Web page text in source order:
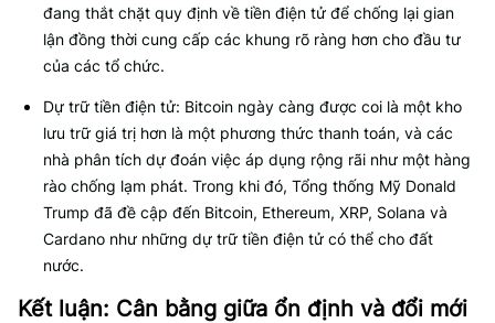
đang thắt chặt quy định về tiền điện tử để chống lại gian
lận đồng thời cung cấp các khung rõ ràng hơn cho đầu tư
của các tổ chức.
Dự trữ tiền điện tử: Bitcoin ngày càng được coi là một kho
lưu trữ giá trị hơn là một phương thức thanh toán, và các
nhà phân tích dự đoán việc áp dụng rộng rãi như một hàng
rào chống lạm phát. Trong khi đó, Tổng thống Mỹ Donald
Trump đã đề cập đến Bitcoin, Ethereum, XRP, Solana và
Cardano như những dự trữ tiền điện tử có thể cho đất
nước.
Kết luận: Cân bằng giữa ổn định và đổi mới